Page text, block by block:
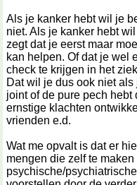
Als je kanker hebt wil je
niet. Als je kanker hebt
zegt dat je eerst maar
kan helpen. Of dat je wel
check te krijgen in het
Dat wil je dus ook niet
joint of de pure pech
ernstige klachten
vrienden e.d.
Wat me opvalt is dat er
mengen die zelf te
psychische/